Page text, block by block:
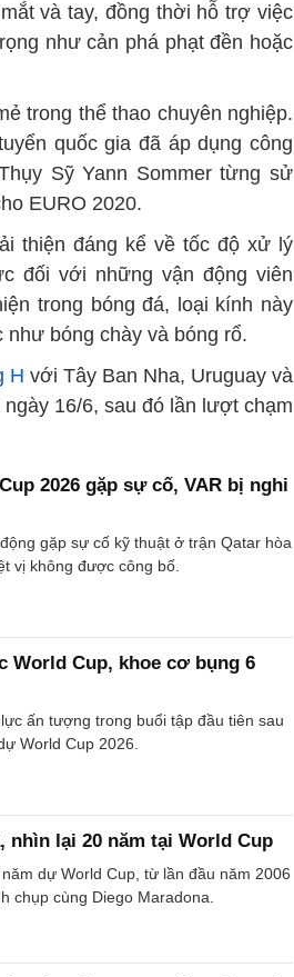
và tay, đồng thời hỗ trợ việc
như cản phá phạt đền hoặc
trong thể thao chuyên nghiệp.
quốc gia đã áp dụng công
Sỹ Yann Sommer từng sử
EURO 2020.
thiện đáng kể về tốc độ xử lý
đối với những vận động viên
trong bóng đá, loại kính này
bóng chày và bóng rổ.
H với Tây Ban Nha, Uruguay và
16/6, sau đó lần lượt chạm
2026 gặp sự cố, VAR bị nghi
gặp sự cố kỹ thuật ở trận Qatar hòa
vị không được công bố.
World Cup, khoe cơ bụng 6
ấn tượng trong buổi tập đầu tiên sau
World Cup 2026.
nhìn lại 20 năm tại World Cup
dự World Cup, từ lần đầu năm 2006
chụp cùng Diego Maradona.